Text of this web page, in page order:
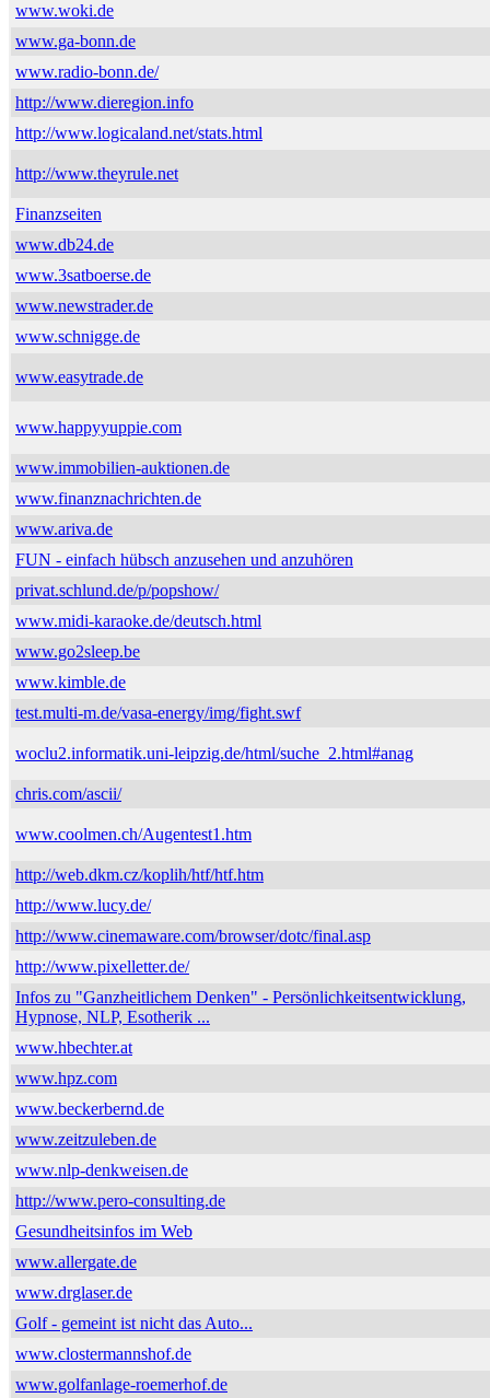
www.woki.de
www.ga-bonn.de
www.radio-bonn.de/
http://www.dieregion.info
http://www.logicaland.net/stats.html
http://www.theyrule.net
Finanzseiten
www.db24.de
www.3satboerse.de
www.newstrader.de
www.schnigge.de
www.easytrade.de
www.happyyuppie.com
www.immobilien-auktionen.de
www.finanznachrichten.de
www.ariva.de
FUN - einfach hübsch anzusehen und anzuhören
privat.schlund.de/p/popshow/
www.midi-karaoke.de/deutsch.html
www.go2sleep.be
www.kimble.de
test.multi-m.de/vasa-energy/img/fight.swf
woclu2.informatik.uni-leipzig.de/html/suche_2.html#anag
chris.com/ascii/
www.coolmen.ch/Augentest1.htm
http://web.dkm.cz/koplih/htf/htf.htm
http://www.lucy.de/
http://www.cinemaware.com/browser/dotc/final.asp
http://www.pixelletter.de/
Infos zu "Ganzheitlichem Denken" - Persönlichkeitsentwicklung,
Hypnose, NLP, Esotherik ...
www.hbechter.at
www.hpz.com
www.beckerbernd.de
www.zeitzuleben.de
www.nlp-denkweisen.de
http://www.pero-consulting.de
Gesundheitsinfos im Web
www.allergate.de
www.drglaser.de
Golf - gemeint ist nicht das Auto...
www.clostermannshof.de
www.golfanlage-roemerhof.de